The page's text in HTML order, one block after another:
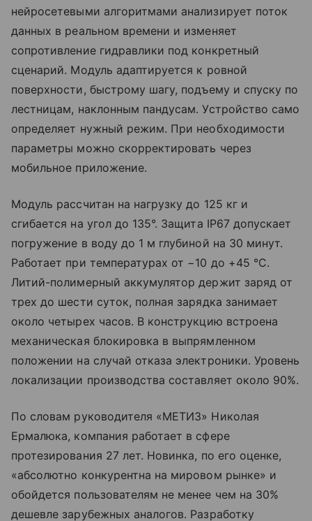
нейросетевыми алгоритмами анализирует поток
данных в реальном времени и изменяет
сопротивление гидравлики под конкретный
сценарий. Модуль адаптируется к ровной
поверхности, быстрому шагу, подъему и спуску по
лестницам, наклонным пандусам. Устройство само
определяет нужный режим. При необходимости
параметры можно скорректировать через
мобильное приложение.
Модуль рассчитан на нагрузку до 125 кг и
сгибается на угол до 135°. Защита IP67 допускает
погружение в воду до 1 м глубиной на 30 минут.
Работает при температурах от −10 до +45 °C.
Литий-полимерный аккумулятор держит заряд от
трех до шести суток, полная зарядка занимает
около четырех часов. В конструкцию встроена
механическая блокировка в выпрямленном
положении на случай отказа электроники. Уровень
локализации производства составляет около 90%.
По словам руководителя «МЕТИЗ» Николая
Ермалюка, компания работает в сфере
протезирования 27 лет. Новинка, по его оценке,
«абсолютно конкурентна на мировом рынке» и
обойдется пользователям не менее чем на 30%
дешевле зарубежных аналогов. Разработку